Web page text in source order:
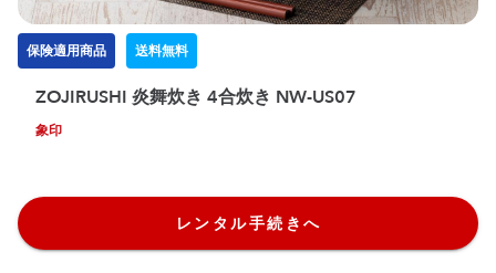
保険適用商品 送料無料
ZOJIRUSHI 炎舞炊き 4合炊き NW-US07
象印
レンタル手続きへ